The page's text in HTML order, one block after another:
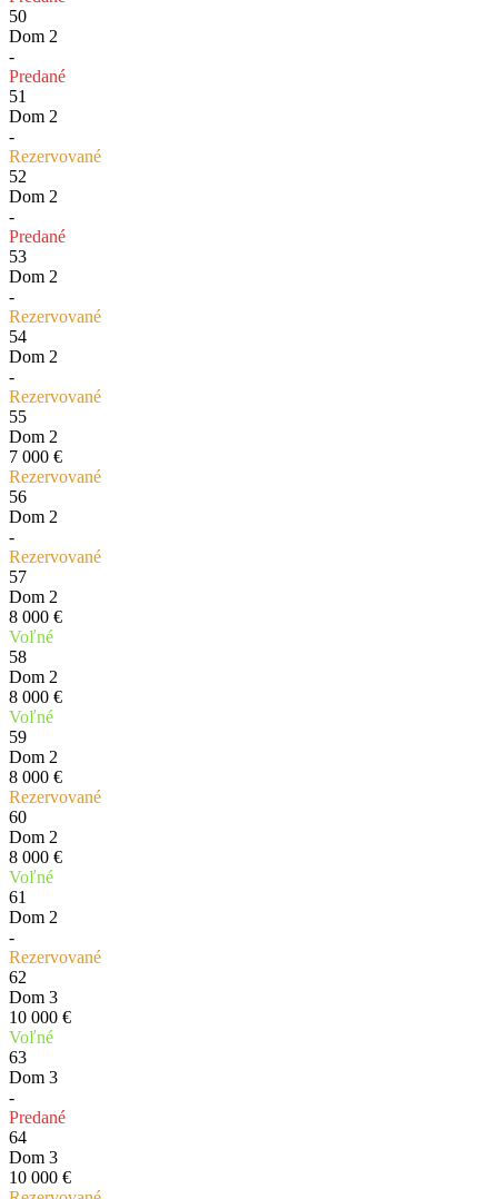
50
Dom 2
-
Predané
51
Dom 2
-
Rezervované
52
Dom 2
-
Predané
53
Dom 2
-
Rezervované
54
Dom 2
-
Rezervované
55
Dom 2
7 000 €
Rezervované
56
Dom 2
-
Rezervované
57
Dom 2
8 000 €
Voľné
58
Dom 2
8 000 €
Voľné
59
Dom 2
8 000 €
Rezervované
60
Dom 2
8 000 €
Voľné
61
Dom 2
-
Rezervované
62
Dom 3
10 000 €
Voľné
63
Dom 3
-
Predané
64
Dom 3
10 000 €